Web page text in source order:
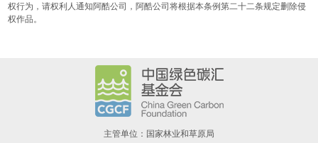
权行为，请权利人通知阿酷公司，阿酷公司将根据本条例第二十二条规定删除侵
权作品。
主管单位：国家林业和草原局